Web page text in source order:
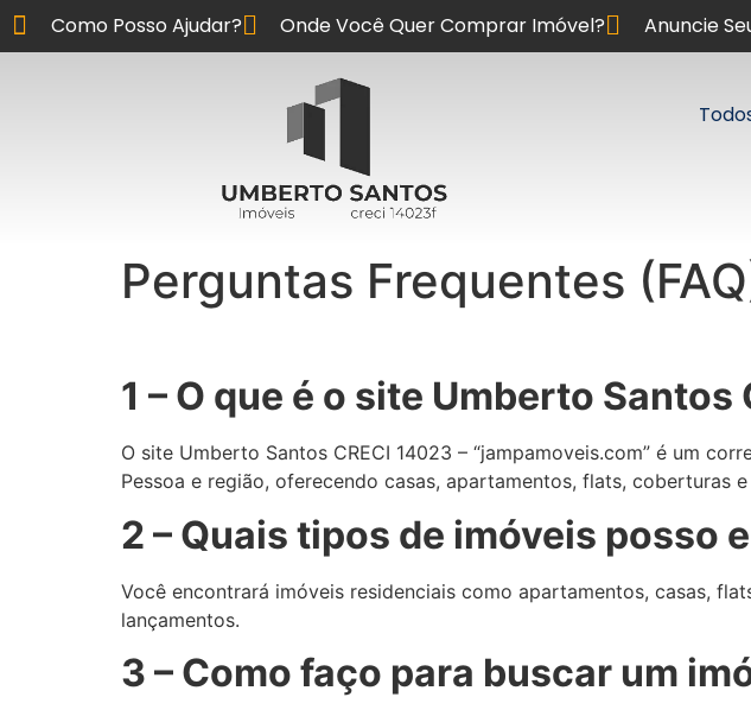
Anuncie
Como Posso Ajudar? Onde Você Quer Comprar Imóvel?
Perguntas Frequentes
1 – O que é o site Umberto
O site Umberto Santos CRECI 14023 – “jampamoveis.com” é um
Pessoa e região, oferecendo casas, apartamentos, flats, coberturas
2 – Quais tipos de imóveis posso
Você encontrará imóveis residenciais como apartamentos, casas,
lançamentos.
3 – Como faço para buscar um